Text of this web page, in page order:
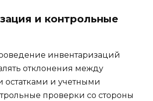
и контрольные
инвентаризаций
отклонения между
остатками и учетными
проверки со стороны